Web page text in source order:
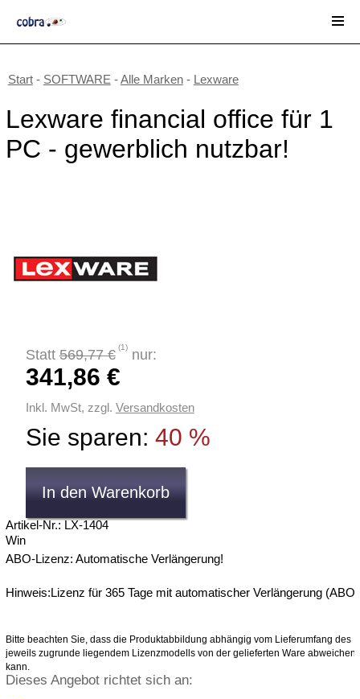
Start- SOFTWARE -Alle Marken- Lexware
Lexware financial office für 1
PC - gewerblich nutzbar!
Statt569,77 € (1)nur:
341,86 €
Inkl. MwSt, zzgl. Versandkosten
Sie sparen: 40 %
Artikel-Nr.: LX-1404
Win
ABO-Lizenz: Automatische Verlängerung!
Hinweis:Lizenz für 365 Tage mit automatischer Verlängerung (ABO)
Bitte beachten Sie, dass die Produktabbildung abhängig vom Lieferumfang des
jeweils zugrunde liegendem Lizenzmodells von der gelieferten Ware abweichen
kann.
Dieses Angebot richtet sich an: